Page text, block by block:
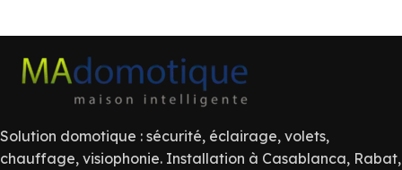
Solution domotique : sécurité, éclairage, volets,
chauffage, visiophonie. Installation à Casablanca, Rabat,